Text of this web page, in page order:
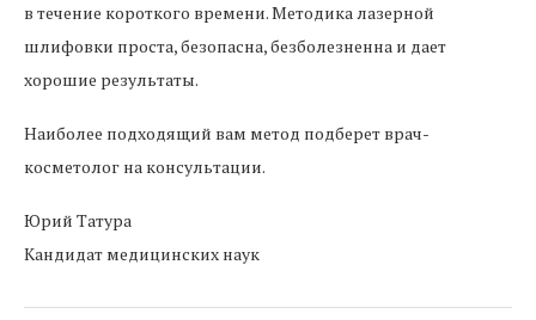
в течение короткого времени. Методика лазерной
шлифовки проста, безопасна, безболезненна и дает
хорошие результаты.
Наиболее подходящий вам метод подберет врач-
косметолог на консультации.
Юрий Татура
Кандидат медицинских наук